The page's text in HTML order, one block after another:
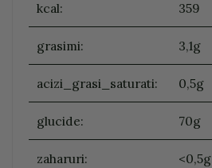
kcal: 359
grasimi: 3,1g
acizi_grasi_saturati: 0,5g
glucide: 70g
zaharuri: <0,5g